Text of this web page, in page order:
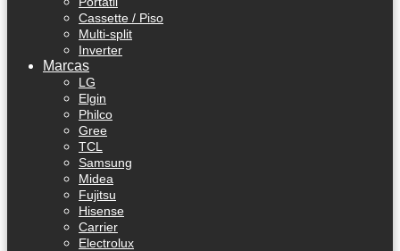
Cassette / Piso
Multi-split
Inverter
Marcas
LG
Elgin
Philco
Gree
TCL
Samsung
Midea
Fujitsu
Hisense
Carrier
Electrolux